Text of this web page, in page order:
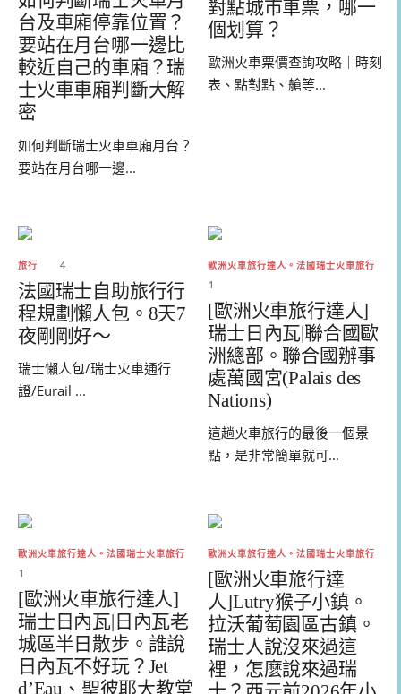
台及車廂停靠位置？
要站在月台哪一邊比
較近自己的車廂？瑞
士火車車廂判斷大解
密
如何判斷瑞士火車車廂月台？
要站在月台哪一邊...
對點城市車票，哪一
個划算？
歐洲火車票價查詢攻略｜時刻
表、點對點、艙等...
旅行 4
法國瑞士自助旅行行
程規劃懶人包。8天7
夜剛剛好～
瑞士懶人包/瑞士火車通行
證/Eurail ...
歐洲火車旅行達人。法國瑞士火車旅行
1
[歐洲火車旅行達人]
瑞士日內瓦|聯合國歐
洲總部。聯合國辦事
處萬國宮(Palais des
Nations)
這趟火車旅行的最後一個景
點，是非常簡單就可...
歐洲火車旅行達人。法國瑞士火車旅行
1
[歐洲火車旅行達人]
瑞士日內瓦|日內瓦老
城區半日散步。誰說
日內瓦不好玩？Jet
d’Eau、聖彼耶大教堂
歐洲火車旅行達人。法國瑞士火車旅行
[歐洲火車旅行達
人]Lutry猴子小鎮。
拉沃葡萄園區古鎮。
瑞士人說沒來過這
裡，怎麼說來過瑞